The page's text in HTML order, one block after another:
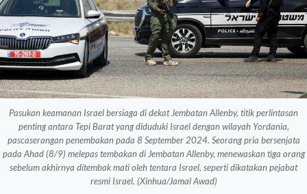
Pasukan keamanan Israel bersiaga di dekat Jembatan Allenby, titik perlintasan
penting antara Tepi Barat yang diduduki Israel dengan wilayah Yordania,
pascaserangan penembakan pada 8 September 2024. Seorang pria bersenjata
pada Ahad (8/9) melepas tembakan di Jembatan Allenby, menewaskan tiga orang
sebelum akhirnya ditembak mati oleh tentara Israel, seperti dikatakan pejabat
resmi Israel. (Xinhua/Jamal Awad)